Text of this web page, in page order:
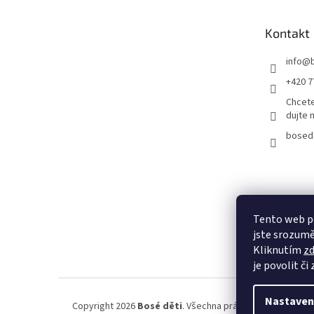
Tento web
jste
Kliknutím
je povolit či
Kontakt
info@
+420
dujte
Copyright 2026 Bosé děti. Všechna práva vyhrazena.